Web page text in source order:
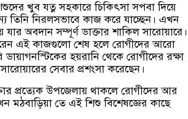
খুব যত্ন সহকারে চিকিৎসা সপবা দিয়ে
তিনি নিরলসভাবে কাজ করে যাচ্ছেন। এখন
যার অবদান সম্পূর্ণ ডাক্তার শাকিল সারোয়ারে।
এই কাজগুলো শেষ হলে রোগীদের আরো
ডায়াগনস্টিকের হয়রানি থেকে রোগীদের রক্ষা
সেবার প্রশংসা করেছেন।
প্রত্যেক উপজেলায় থাকলে রোগীদের আর
মঠবাড়িয়া তে এই শিশু বিশেষজ্ঞের কাছে